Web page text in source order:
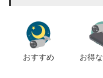
おすすめ お得